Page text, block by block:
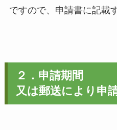
ですので、申請書に記載
２．申請期間
又は郵送により申請